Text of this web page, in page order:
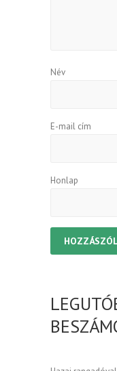
Név
E-mail cím
Honlap